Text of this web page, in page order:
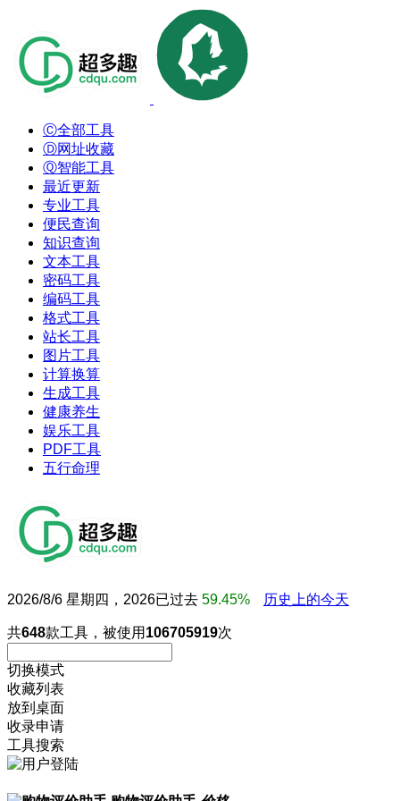
Ⓒ全部工具
Ⓓ网址收藏
Ⓠ智能工具
最近更新
专业工具
便民查询
知识查询
文本工具
密码工具
编码工具
格式工具
站长工具
图片工具
计算换算
生成工具
健康养生
娱乐工具
PDF工具
五行命理
2026/8/6 星期四，2026已过去 59.45% 历史上的今天
共648款工具，被使用 106705919次
切换模式
收藏列表
放到桌面
收录申请
工具搜索